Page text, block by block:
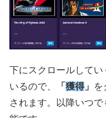
下にスクロールして
いるので、
「 獲得」
を
されます。以降いつ